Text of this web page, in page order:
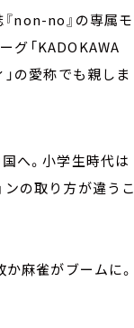
non-no』の専属モ
グ「KADOKAWA
の愛称でも親しま
へ。小学生時代は
の取り方が違うこ
麻雀がブームに。